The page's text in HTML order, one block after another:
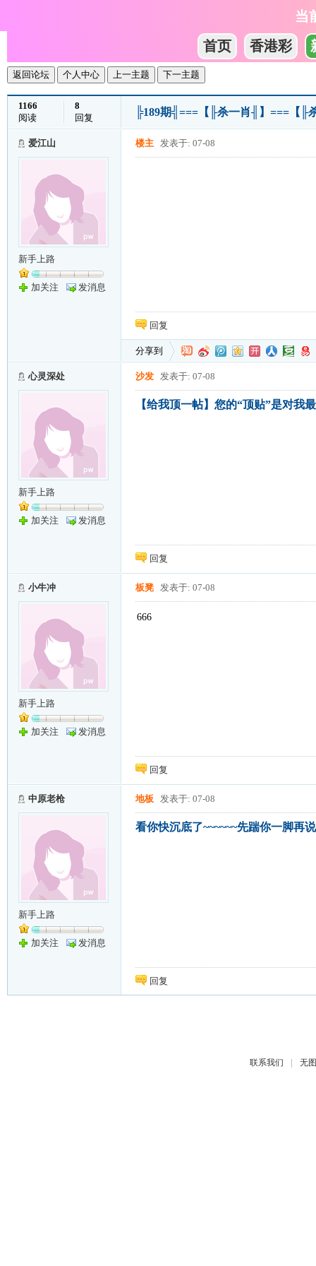
当
首页
香港彩
返回论坛 个人中心 上一主题 下一主题
1166
阅读
8
回复
╠189期╣===【╟杀一肖╢】===【╟
爱江山
新手上路
加关注 发消息
楼主 发表于: 07-08
回复
分享到
心灵深处
新手上路
加关注 发消息
沙发 发表于: 07-08
【给我顶一帖】您的“顶贴”是对我
回复
小牛冲
新手上路
加关注 发消息
板凳 发表于: 07-08
666
回复
中原老枪
新手上路
加关注 发消息
地板 发表于: 07-08
看你快沉底了~~~~~~先踹你一脚再说
回复
联系我们 | 无